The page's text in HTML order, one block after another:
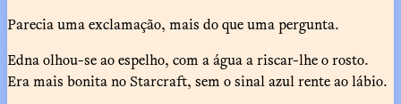
Parecia uma exclamação, mais do que uma pergunta.
Edna olhou-se ao espelho, com a água a riscar-lhe o rosto.
Era mais bonita no Starcraft, sem o sinal azul rente ao lábio.